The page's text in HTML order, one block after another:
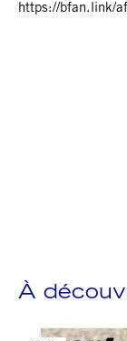
https://bfan.link/
À